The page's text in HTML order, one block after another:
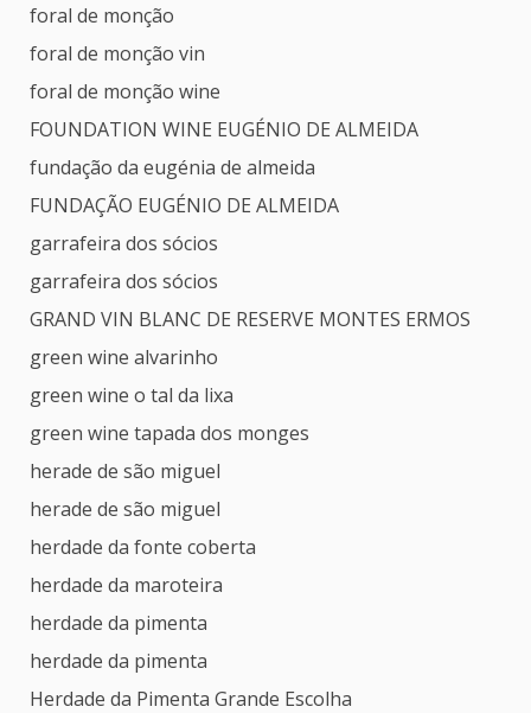
foral de monção
foral de monção vin
foral de monção wine
FOUNDATION WINE EUGÉNIO DE ALMEIDA
fundação da eugénia de almeida
FUNDAÇÃO EUGÉNIO DE ALMEIDA
garrafeira dos sócios
garrafeira dos sócios
GRAND VIN BLANC DE RESERVE MONTES ERMOS
green wine alvarinho
green wine o tal da lixa
green wine tapada dos monges
herade de são miguel
herade de são miguel
herdade da fonte coberta
herdade da maroteira
herdade da pimenta
herdade da pimenta
Herdade da Pimenta Grande Escolha